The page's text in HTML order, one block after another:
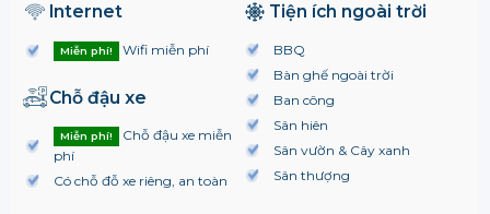
Internet
Miễn phí! Wifi miễn phí
Chỗ đậu xe
Miễn phí!
Chỗ đậu xe miễn
phí
Có chỗ đỗ xe riêng, an toàn
Tiện ích ngoài trời
BBQ
Bàn ghế ngoài trời
Ban công
Sân hiên
Sân vườn & Cây xanh
Sân thượng